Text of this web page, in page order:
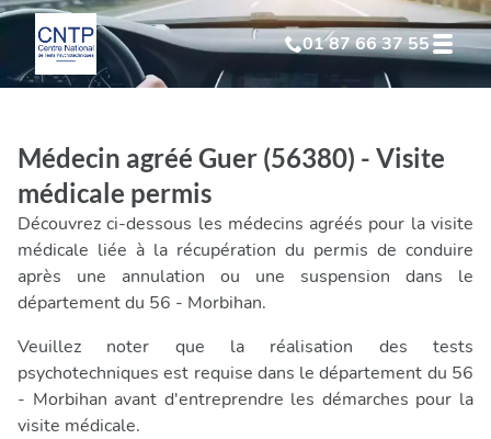
01 87 66 37 55
Test Psychotechnique
Test Psychotechniquesuite à invalidation
Test Psychotechniqueprofessionnel
Médecin agréé Guer (56380) - Visite
médicale permis
Découvrez ci-dessous les médecins agréés pour la visite
médicale liée à la récupération du permis de conduire
après une annulation ou une suspension dans le
département du 56 - Morbihan.
Veuillez noter que la réalisation des tests
psychotechniques est requise dans le département du 56
- Morbihan avant d'entreprendre les démarches pour la
visite médicale.